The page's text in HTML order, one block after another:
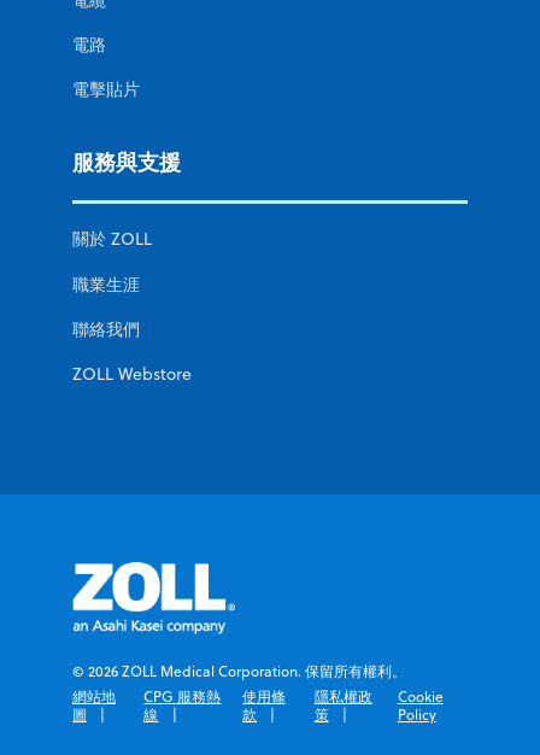
幫助您達成目的
在處理醫療緊急情況時，需要依時順勢使用解決方案。
ZOLL 的產品和服務專為您的特定需求所設計，可在您最
幫助您達成目的
在處理醫療緊急情況時，需要依時順勢使用解決方案。
ZOLL 的產品和服務專為您的特定需求所設計，可在您最
幫助您達成目的
在處理醫療緊急情況時，需要依時順勢使用解決方案。
ZOLL 的產品和服務專為您的特定需求所設計，可在您最
幫助您達成目的
在處理醫療緊急情況時，需要依時順勢使用解決方案。
ZOLL 的產品和服務專為您的特定需求所設計，可在您最
電路
電擊貼片
服務與支援
關於 ZOLL
職業生涯
聯絡我們
ZOLL Webstore
© 2026 ZOLL Medical Corporation. 保留所有權利。
網站地
圖
CPG 服務熱
線
使用條
款
隱私權政
策
Cookie
Policy